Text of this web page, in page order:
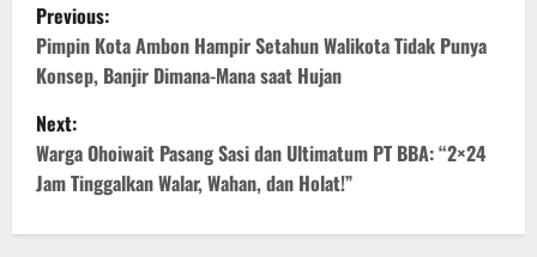
Previous:
Pimpin Kota Ambon Hampir Setahun Walikota Tidak Punya
Konsep, Banjir Dimana-Mana saat Hujan
Next:
Warga Ohoiwait Pasang Sasi dan Ultimatum PT BBA: “2×24
Jam Tinggalkan Walar, Wahan, dan Holat!”